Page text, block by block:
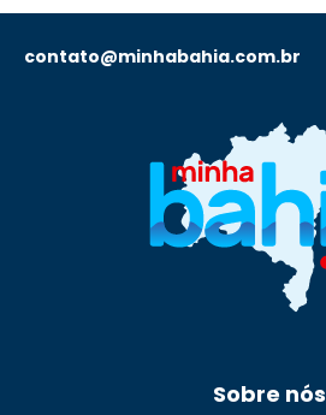
contato@minhabahia.com.br
Sobre nós